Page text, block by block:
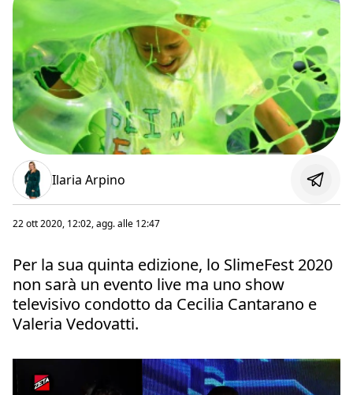
Ilaria Arpino
22 ott 2020, 12:02, agg. alle 12:47
Per la sua quinta edizione, lo SlimeFest 2020
non sarà un evento live ma uno show
televisivo condotto da Cecilia Cantarano e
Valeria Vedovatti.